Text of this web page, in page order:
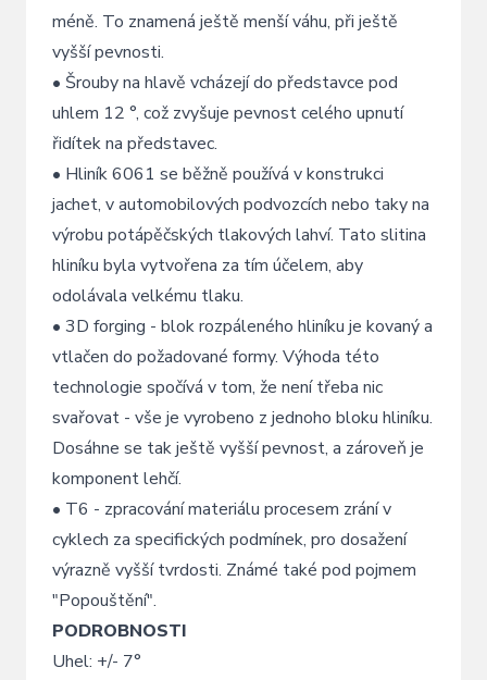
méně. To znamená ještě menší váhu, při ještě
vyšší pevnosti.
• Šrouby na hlavě vcházejí do představce pod
uhlem 12 °, což zvyšuje pevnost celého upnutí
řidítek na představec.
• Hliník 6061 se běžně používá v konstrukci
jachet, v automobilových podvozcích nebo taky na
výrobu potápěčských tlakových lahví. Tato slitina
hliníku byla vytvořena za tím účelem, aby
odolávala velkému tlaku.
• 3D forging - blok rozpáleného hliníku je kovaný a
vtlačen do požadované formy. Výhoda této
technologie spočívá v tom, že není třeba nic
svařovat - vše je vyrobeno z jednoho bloku hliníku.
Dosáhne se tak ještě vyšší pevnost, a zároveň je
komponent lehčí.
• T6 - zpracování materiálu procesem zrání v
cyklech za specifických podmínek, pro dosažení
výrazně vyšší tvrdosti. Známé také pod pojmem
"Popouštění".
PODROBNOSTI
Uhel: +/- 7°